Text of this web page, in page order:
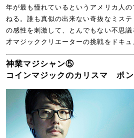
年が最も憧れているというアメリカ人
ねる。誰も真似の出来ない奇抜なミス
の感性を刺激して、とんでもない不思
才マジッククリエーターの挑戦をドキュ
神業マジシャン⑤
コインマジックのカリスマ ポ